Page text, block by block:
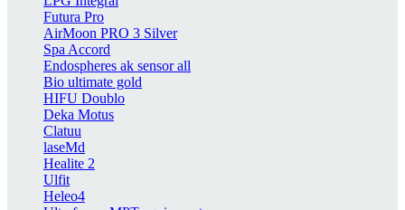
Futura Pro
AirMoon PRO 3 Silver
Spa Accord
Endospheres ak sensor all
Bio ultimate gold
HIFU Doublo
Deka Motus
Clatuu
laseMd
Healite 2
Ulfit
Heleo4